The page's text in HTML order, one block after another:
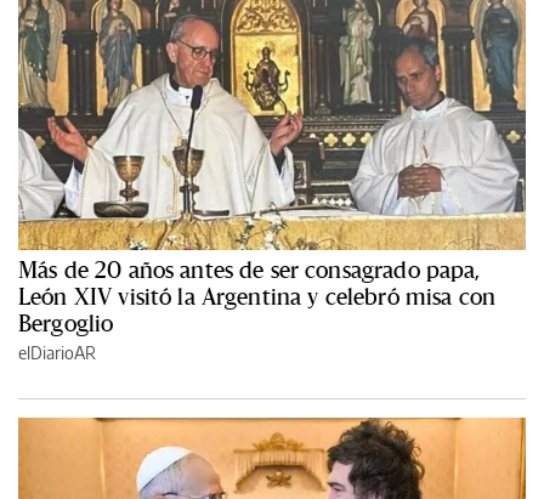
Más de 20 años antes de ser consagrado papa,
León XIV visitó la Argentina y celebró misa con
Bergoglio
elDiarioAR